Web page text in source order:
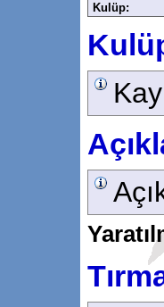
Kulüp: